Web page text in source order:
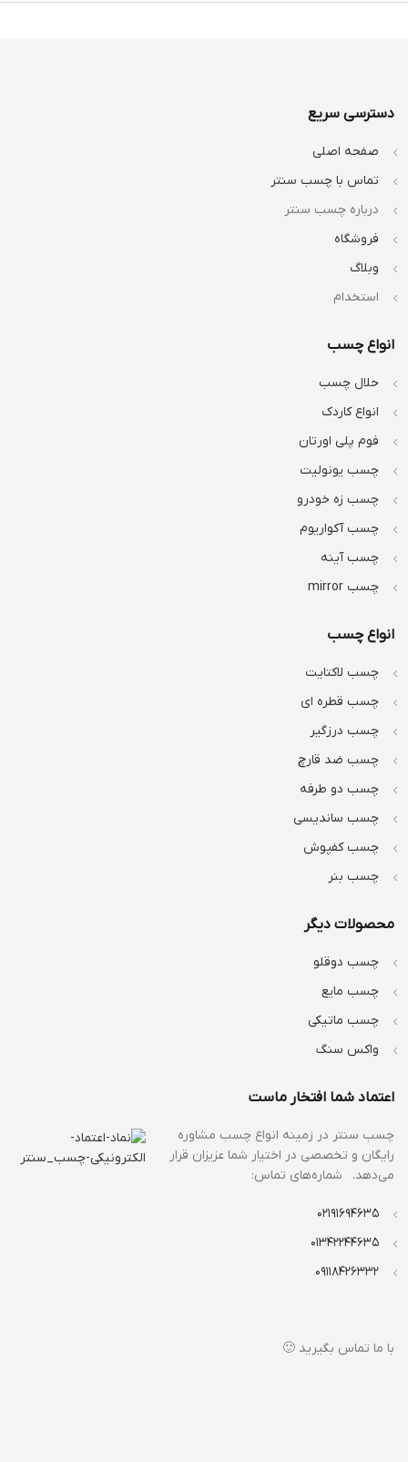
دسترسی سریع
صفحه اصلی
تماس با چسب سنتر
درباره چسب سنتر
فروشگاه
وبلاگ
استخدام
انواع چسب
حلال چسب
انواع کاردک
فوم پلی اورتان
چسب یونولیت
چسب زه خودرو
چسب آکواریوم
چسب آینه
چسب mirror
انواع چسب
چسب لاکتایت
چسب قطره ای
چسب درزگیر
چسب ضد قارچ
چسب دو طرفه
چسب ساندیسی
چسب کفپوش
چسب بنر
محصولات دیگر
چسب دوقلو
چسب مایع
چسب ماتیکی
واکس سنگ
اعتماد شما افتخار ماست
چسب سنتر در زمینه انواع چسب مشاوره
رایگان و تخصصی در اختیار شما عزیزان قرار
می‌دهد. شماره‌های تماس:
02191694635
01342244635
09118426332
با ما تماس بگیرید 🙂